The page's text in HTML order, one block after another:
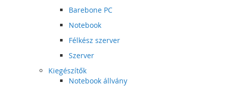
Barebone PC
Notebook
Félkész szerver
Szerver
Kiegészítők
Notebook állvány